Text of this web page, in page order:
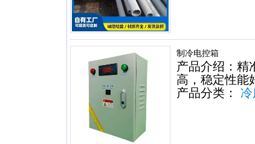
制冷电控箱
产品介绍：精
高，稳定性能
产品分类：